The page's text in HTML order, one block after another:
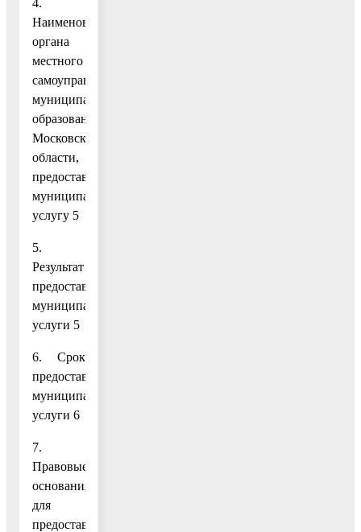
Наименование
органа
местного
самоуправления
муниципального
образования
Московской
области,
предоставляющего
муниципальную
услугу 5
5.
Результат
предоставления
муниципальной
услуги 5
6. Срок
предоставления
муниципальной
услуги 6
7.
Правовые
основания
для
предоставления